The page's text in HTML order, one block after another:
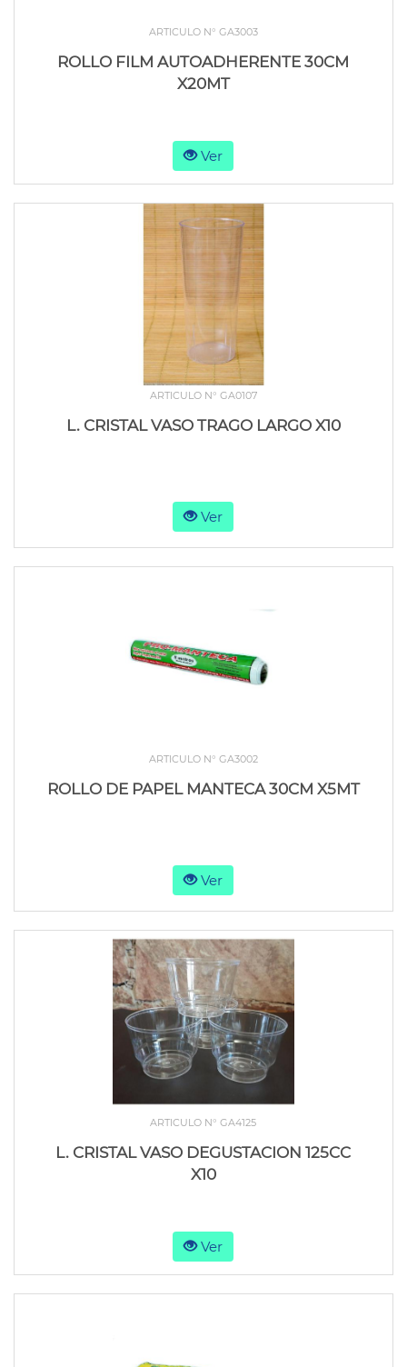
ARTICULO N° GA3003
ROLLO FILM AUTOADHERENTE 30CM
X20MT
Ver
ARTICULO N° GA0107
L. CRISTAL VASO TRAGO LARGO X10
Ver
ARTICULO N° GA3002
ROLLO DE PAPEL MANTECA 30CM X5MT
Ver
ARTICULO N° GA4125
L. CRISTAL VASO DEGUSTACION 125CC
X10
Ver